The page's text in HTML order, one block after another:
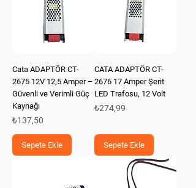
Cata ADAPTÖR CT-
2675 12V 12,5 Amper –
Güvenli ve Verimli Güç
Kaynağı
Fiyat
₺137,50
Sepete Ekle
CATA ADAPTÖR CT-
2676 17 Amper Şerit
LED Trafosu, 12 Volt
Fiyat
₺274,99
Sepete Ekle